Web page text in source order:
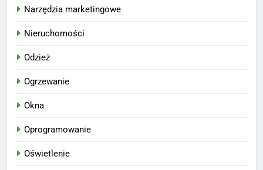
Narzędzia marketingowe
Nieruchomości
Odzież
Ogrzewanie
Okna
Oprogramowanie
Oświetlenie